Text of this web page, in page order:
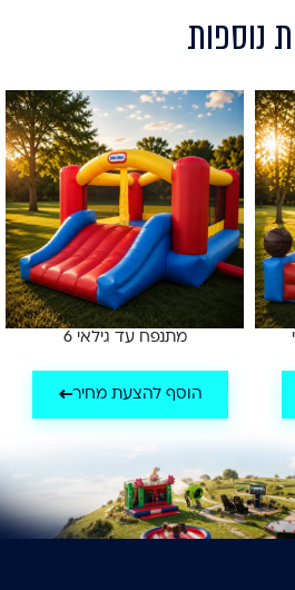
נוספות
מתנפח עד גילאי 6
הוסף להצעת מחיר